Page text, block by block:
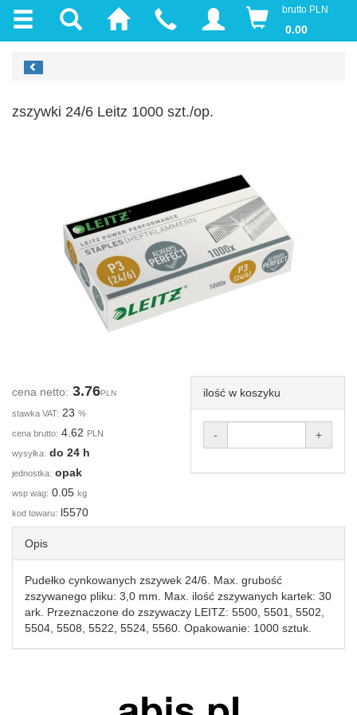
brutto PLN
0.00
zszywki 24/6 Leitz 1000 szt./op.
cena netto: 3.76PLN
stawka VAT: 23 %
cena brutto: 4.62 PLN
wysyłka: do 24 h
jednostka: opak
wsp wag: 0.05 kg
kod towaru: l5570
ilość w koszyku
- +
Opis
Pudełko cynkowanych zszywek 24/6. Max. grubość
zszywanego pliku: 3,0 mm. Max. ilość zszywanych kartek: 30
ark. Przeznaczone do zszywaczy LEITZ: 5500, 5501, 5502,
5504, 5508, 5522, 5524, 5560. Opakowanie: 1000 sztuk.